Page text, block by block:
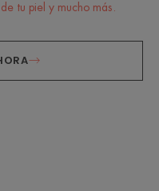
tu piel y mucho más.